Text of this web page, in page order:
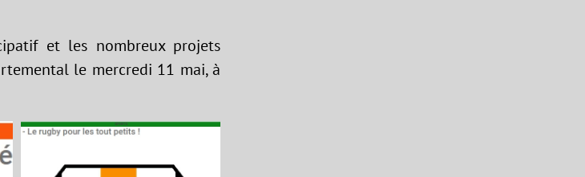
et les nombreux projets
le mercredi 11 mai, à